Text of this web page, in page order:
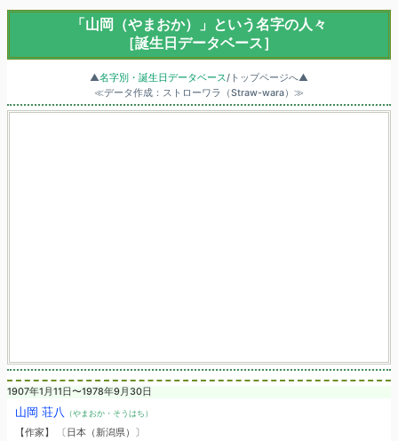
「山岡（やまおか）」という名字の人々
［誕生日データベース］
▲名字別・誕生日データベース/トップページへ▲
≪データ作成：ストローワラ（Straw-wara）≫
1907年1月11日〜1978年9月30日
山岡 荘八 （やまおか・そうはち）
【作家】 〔日本（新潟県）〕